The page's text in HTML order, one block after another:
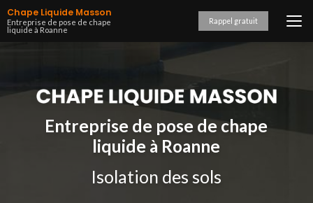
Aller
au
contenu
Chape Liquide Masson
Entreprise de pose de chape
liquide à Roanne
Rappel gratuit
Entreprise de pose de chape
liquide à Roanne
Isolation des sols